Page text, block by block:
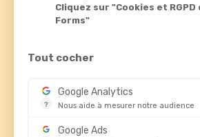
Standard Forms
37110 Chateau-Renault
02 47 29 80 40
contact@standardforms.fr
Cliquez sur "Cookies et
Forms"
Tout cocher
?
Google Analytics
Nous aide à mesurer notre audience
Essentiel pour la gestion de
Google Ads